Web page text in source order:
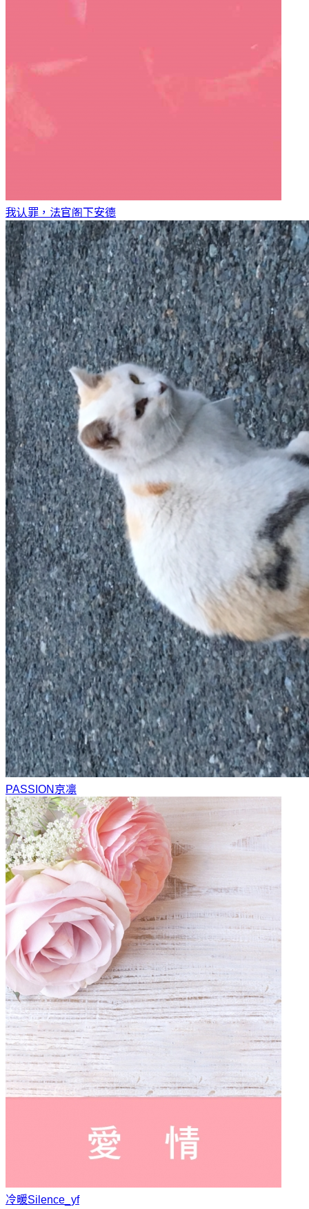
我认罪，法官阁下安德
PASSION 京凛
冷暖Silence_yf